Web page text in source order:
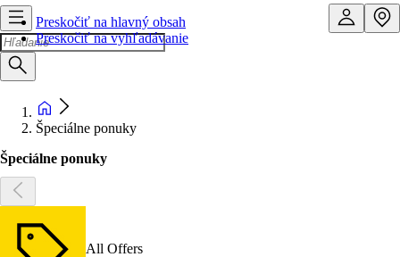
Preskočiť na hlavný obsah
Preskočiť na vyhľadávanie
Špeciálne ponuky
Špeciálne ponuky
All Offers